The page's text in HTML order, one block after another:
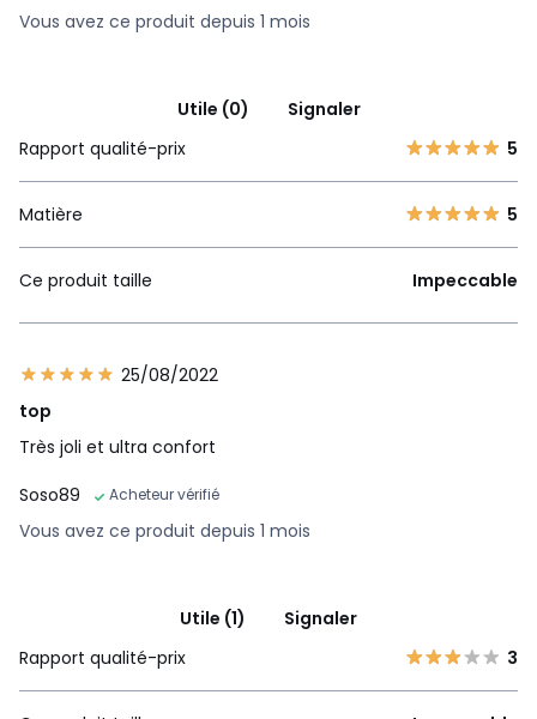
Vous avez ce produit depuis 1 mois
Utile (0)
Signaler
Rapport qualité-prix
5
Matière 5
Ce produit taille Impeccable
25/08/2022
top
Très joli et ultra confort
Soso89
Acheteur vérifié
Vous avez ce produit depuis 1 mois
Utile (1)
Signaler
Rapport qualité-prix
3